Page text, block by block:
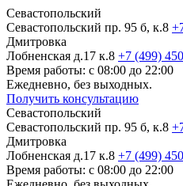
Севастопольский
Севастопольский пр. 95 б, к.8
Дмитровка
Лобненская д.17 к.8 +7 (499)
Время работы: с 08:00 до 22:00
Ежедневно, без выходных.
Получить консультацию
Севастопольский
Севастопольский пр. 95 б, к.8
Дмитровка
Лобненская д.17 к.8 +7 (499)
Время работы: с 08:00 до 22:00